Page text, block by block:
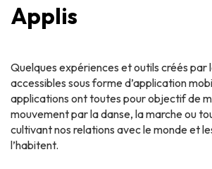
Applis
Quelques expériences et outils créés par
accessibles sous forme d’application
applications ont toutes pour objectif de
mouvement par la danse, la marche ou
cultivant nos relations avec le monde et
l’habitent.